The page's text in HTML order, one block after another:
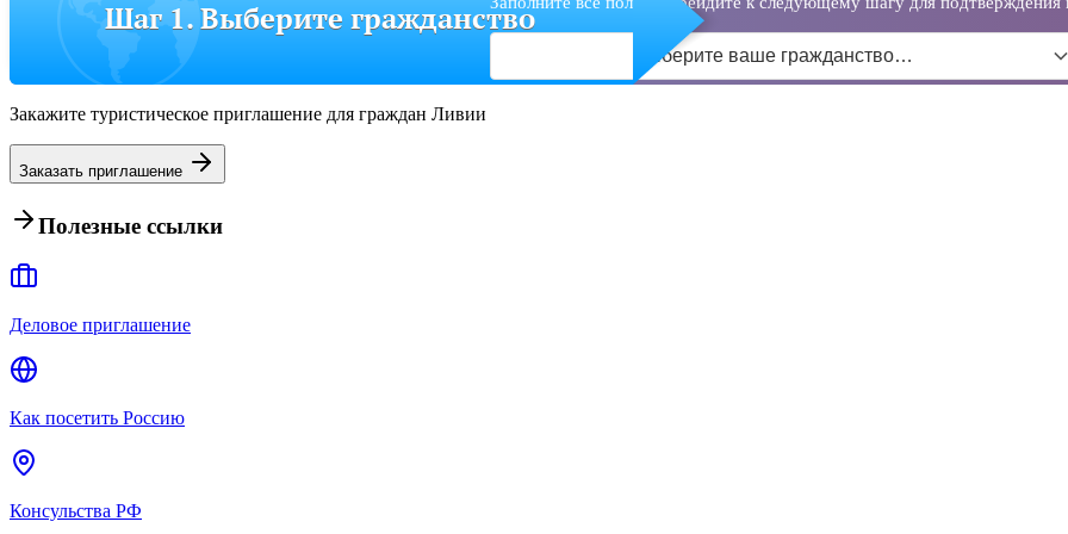
Шаг 1. Выберите гражданство
Выберите ваше гражданство…
Закажите туристическое приглашение для граждан Ливии
Заказать приглашение
Полезные ссылки
Деловое приглашение
Как посетить Россию
Консульства РФ